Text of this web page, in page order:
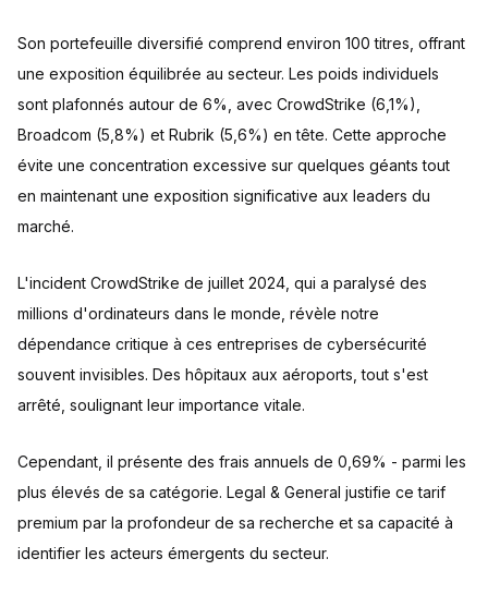
Son portefeuille diversifié comprend environ 100 titres, offrant
une exposition équilibrée au secteur. Les poids individuels
sont plafonnés autour de 6%, avec CrowdStrike (6,1%),
Broadcom (5,8%) et Rubrik (5,6%) en tête. Cette approche
évite une concentration excessive sur quelques géants tout
en maintenant une exposition significative aux leaders du
marché.
L'incident CrowdStrike de juillet 2024, qui a paralysé des
millions d'ordinateurs dans le monde, révèle notre
dépendance critique à ces entreprises de cybersécurité
souvent invisibles. Des hôpitaux aux aéroports, tout s'est
arrêté, soulignant leur importance vitale.
Cependant, il présente des frais annuels de 0,69% - parmi les
plus élevés de sa catégorie. Legal & General justifie ce tarif
premium par la profondeur de sa recherche et sa capacité à
identifier les acteurs émergents du secteur.